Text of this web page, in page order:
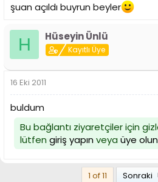
şuan açıldı buyrun beyler
H Hüseyin Ünlü
Kayıtlı Üye
16 Eki 2011
buldum
Bu bağlantı ziyaretçiler için
lütfen giriş yapınveya üye olun
1 of 11 Sonraki